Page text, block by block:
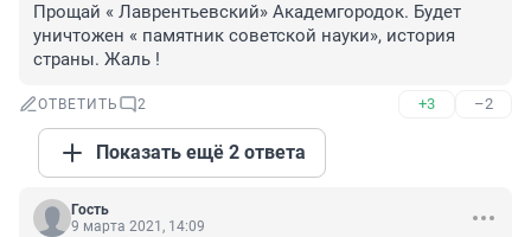
Прощай « Лаврентьевский» Академгородок. Будет
уничтожен « памятник советской науки», история
страны. Жаль !
ОТВЕТИТЬ 2 +3 –2
Показать ещё 2 ответа
Гость
9 марта 2021, 14:09